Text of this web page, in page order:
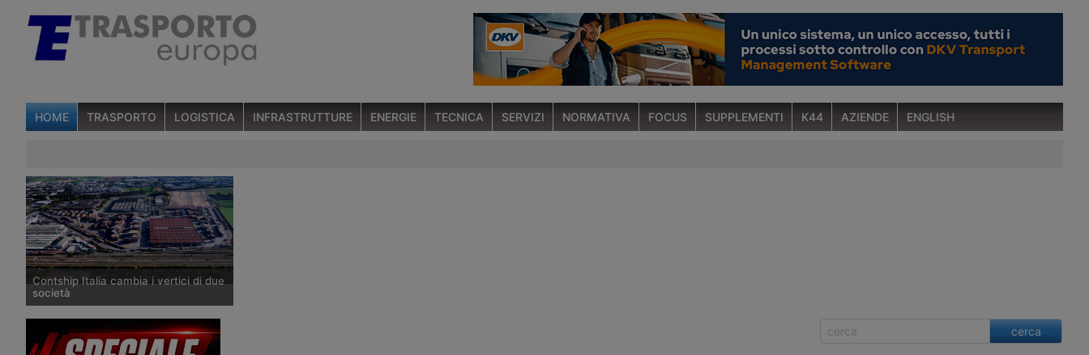
HOME TRASPORTO LOGISTICA INFRASTRUTTURE ENERGIE TECNICA SERVIZI NORMATIVA FOCUS SUPPLEMENTI K44 AZIENDE ENGLISH
Contship Italia cambia i vertici di due
società
Il gruppo terminalista ha nominato i
nuovi amministratori delegati delle
società Operations and Sales e
cerca